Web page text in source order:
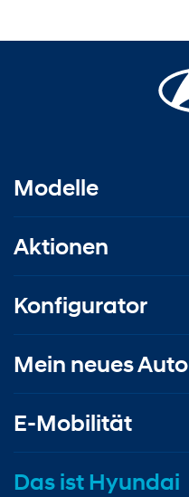
Modelle
Aktionen
Konfigurator
Mein neues Auto
E-Mobilität
Das ist Hyundai